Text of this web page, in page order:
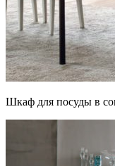
Шкаф для посуды в